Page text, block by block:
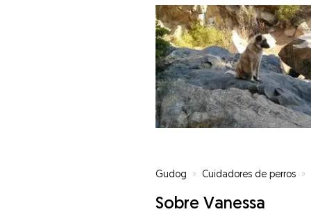
Gudog » Cuidadores de perros »
Sobre Vanessa